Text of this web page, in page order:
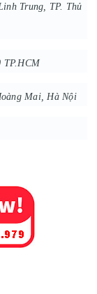
Trung , TP. Thủ
TP.HCM
Mai, Hà Nội